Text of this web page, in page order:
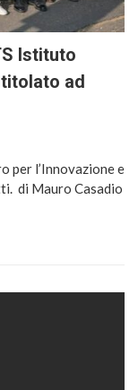
Istituto
ad
per l’Innovazione e
di Mauro Casadio